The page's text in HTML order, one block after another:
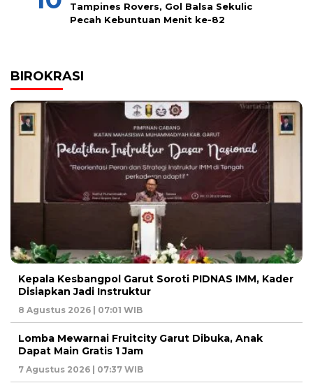
Tampines Rovers, Gol Balsa Sekulic
Pecah Kebuntuan Menit ke-82
BIROKRASI
Kepala Kesbangpol Garut Soroti PIDNAS IMM, Kader
Disiapkan Jadi Instruktur
8 Agustus 2026 | 07:01 WIB
Lomba Mewarnai Fruitcity Garut Dibuka, Anak
Dapat Main Gratis 1 Jam
7 Agustus 2026 | 07:37 WIB